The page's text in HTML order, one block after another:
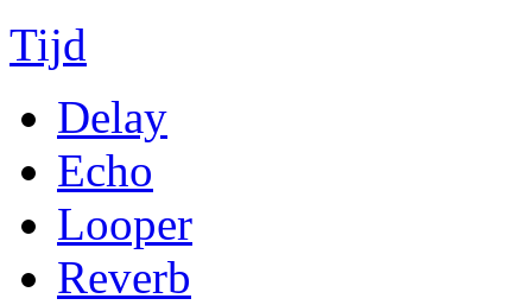
Tijd
Delay
Echo
Looper
Reverb